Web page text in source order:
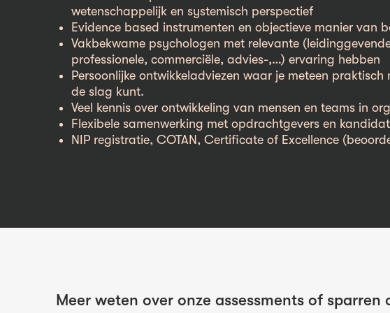
wetenschappelijk en systemisch perspectief
Evidence based instrumenten en objectieve manier van
Vakbekwame psychologen met relevante
professionele, commerciële, advies-,…) ervaring hebben
Persoonlijke ontwikkeladviezen waar je meteen praktisch
de slag kunt.
Veel kennis over ontwikkeling van mensen en teams in
Flexibele samenwerking met opdrachtgevers en
NIP registratie, COTAN, Certificate of Excellence
Meer weten over onze assessments of sparren